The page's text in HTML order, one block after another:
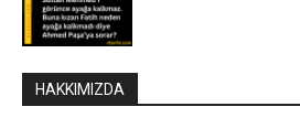
HAKKIMIZDA